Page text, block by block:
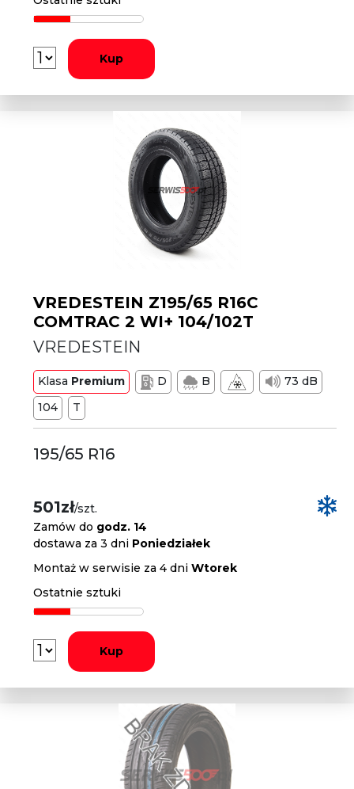
Kup
VREDESTEIN Z195/65 R16C
COMTRAC 2 WI+ 104/102T
VREDESTEIN
Klasa Premium D B
73 dB
104
T
195/65 R16
501zł/szt.
Zamów do godz. 14
dostawa za 3 dni Poniedziałek
Montaż w serwisie za 4 dniWtorek
Ostatnie sztuki
Kup